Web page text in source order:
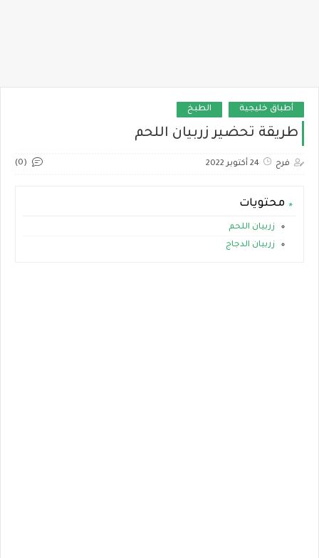
أطباق خليجية الطبخ
طريقة تحضير زربيان اللحم
فرح 24 أكتوبر 2022 (0)
محتويات
زربيان اللحم
زربيان الدجاج